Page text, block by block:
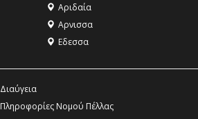
Αριδαία
Aρνισσα
Eδεσσα
Διαύγεια
Πληροφορίες Νομού Πέλλας